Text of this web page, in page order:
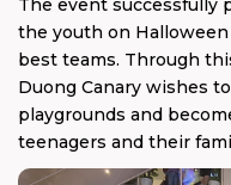
the youth on
best teams. Through
Duong Canary wishes
playgrounds and
teenagers and their